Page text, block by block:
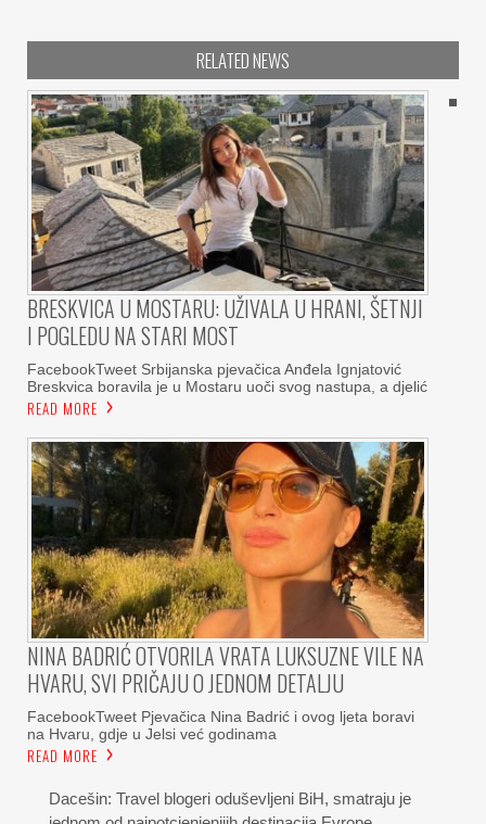
RELATED NEWS
BRESKVICA U MOSTARU: UŽIVALA U HRANI, ŠETNJI
I POGLEDU NA STARI MOST
FacebookTweet Srbijanska pjevačica Anđela Ignjatović
Breskvica boravila je u Mostaru uoči svog nastupa, a djelić
READ MORE
NINA BADRIĆ OTVORILA VRATA LUKSUZNE VILE NA
HVARU, SVI PRIČAJU O JEDNOM DETALJU
FacebookTweet Pjevačica Nina Badrić i ovog ljeta boravi
na Hvaru, gdje u Jelsi već godinama
READ MORE
Dacešin: Travel blogeri oduševljeni BiH, smatraju je